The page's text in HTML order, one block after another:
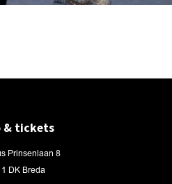
& tickets
Prinsenlaan 8
DK Breda